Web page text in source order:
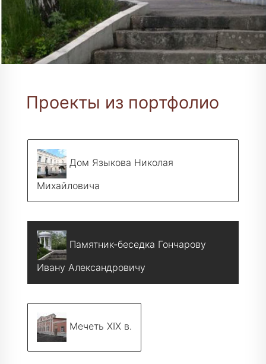
Проекты из портфолио
Дом Языкова Николая
Михайловича
Памятник-беседка Гончарову
Ивану Александровичу
Мечеть XIX в.